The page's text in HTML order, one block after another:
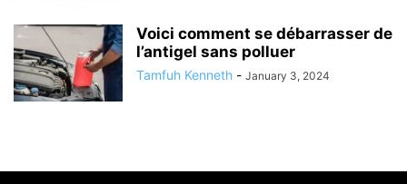
Voici comment se débarrasser de
l’antigel sans polluer
Tamfuh Kenneth - January 3, 2024